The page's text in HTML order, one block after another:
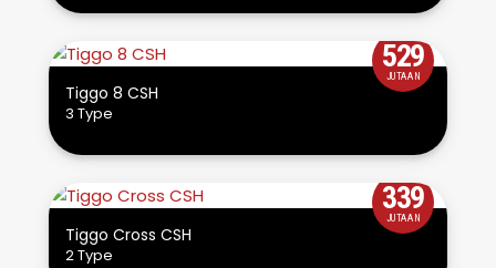
529
JUTAAN
Tiggo 8 CSH
3 Type
339
JUTAAN
Tiggo Cross CSH
2 Type